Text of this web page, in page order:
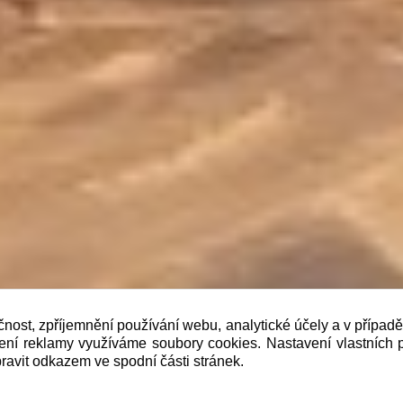
je prodávající povinen vystavit kupujícímu účtenku.
nejpozději do 48 hodin.“
zpříjemnění používání webu, analytické účely a v
reklamy využíváme soubory cookies. Nastavení vlastních
odkazem ve spodní části stránek.